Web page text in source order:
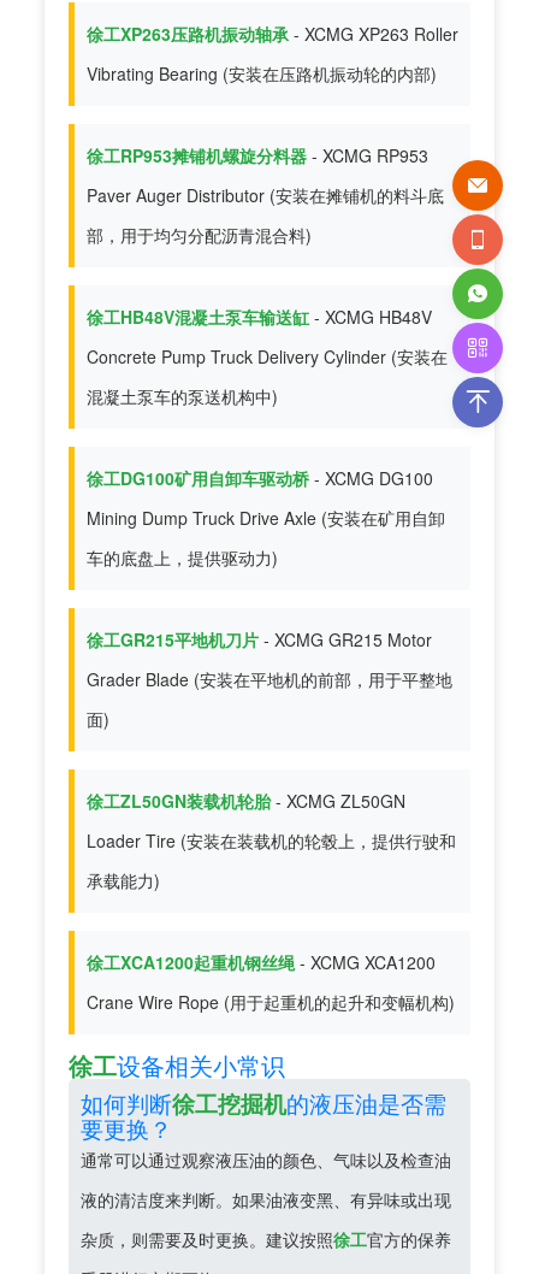
徐工XP263压路机振动轴承- XCMG XP263 Roller
Vibrating Bearing (安装在压路机振动轮的内部)
徐工RP953摊铺机螺旋分料器- XCMG RP953
Paver Auger Distributor (安装在摊铺机的料斗底
部，用于均匀分配沥青混合料)
徐工HB48V混凝土泵车输送缸- XCMG HB48V
Concrete Pump Truck Delivery Cylinder (安装在
混凝土泵车的泵送机构中)
徐工DG100矿用自卸车驱动桥- XCMG DG100
Mining Dump Truck Drive Axle (安装在矿用自卸
车的底盘上，提供驱动力)
徐工GR215平地机刀片- XCMG GR215 Motor
Grader Blade (安装在平地机的前部，用于平整地
面)
徐工ZL50GN装载机轮胎- XCMG ZL50GN
Loader Tire (安装在装载机的轮毂上，提供行驶和
承载能力)
徐工XCA1200起重机钢丝绳- XCMG XCA1200
Crane Wire Rope (用于起重机的起升和变幅机构)
徐工设备相关小常识
如何判断徐工挖掘机的液压油是否需
要更换？
通常可以通过观察液压油的颜色、气味以及检查油
液的清洁度来判断。如果油液变黑、有异味或出现
杂质，则需要及时更换。建议按照徐工官方的保养